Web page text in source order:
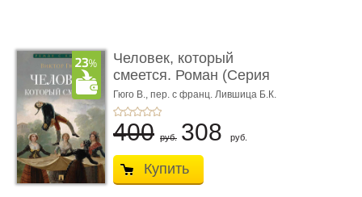
Человек, который
смеется. Роман (Серия
«Роман с ...
Гюго В., пер. с франц. Лившица Б.К.
400 руб. 308 руб.
Купить